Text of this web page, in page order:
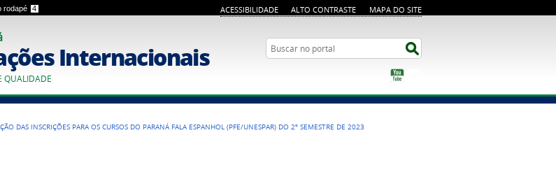
rodapé 4 ACESSIBILIDADE ALTO CONTRASTE MAPA DO SITE
Internacionais
QUALIDADE
Busca
DAS INSCRIÇÕES PARA OS CURSOS DO PARANÁ FALA ESPANHOL (PFE/UNESPAR) DO 2º SEMESTRE DE 2023